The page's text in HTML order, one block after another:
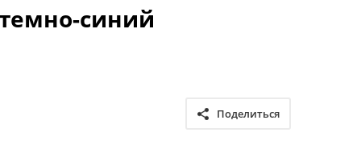
синий
Поделиться